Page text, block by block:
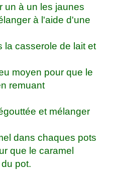
un à un les jaunes
à l'aide d'une
la casserole de lait et
moyen pour que le
remuant
et mélanger
dans chaques pots
que le caramel
pot.